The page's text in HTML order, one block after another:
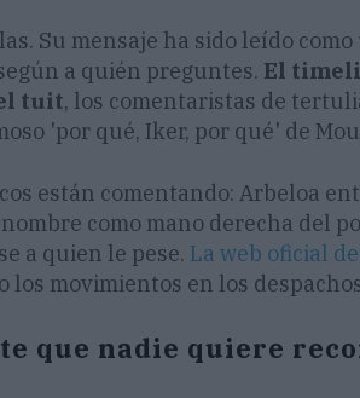
Su mensaje ha sido leído
a quién preguntes. El
tuit, los comentaristas de
'por qué, Iker, por qué' de
están comentando: Arbeloa
como mano derecha del
a quien le pese. La web oficial
los movimientos en los
que nadie quiere